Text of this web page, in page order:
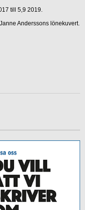
till 5,9 2019.
Anderssons lönekuvert.